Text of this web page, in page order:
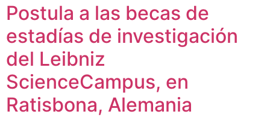
Postula a las becas de
estadías de investigación
del Leibniz
ScienceCampus, en
Ratisbona, Alemania